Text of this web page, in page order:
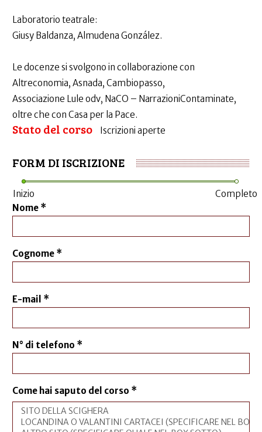
Laboratorio teatrale:
Giusy Baldanza, Almudena González.
Le docenze si svolgono in collaborazione con
Altreconomia, Asnada, Cambiopasso,
Associazione Lule odv, NaCO – NarrazioniContaminate,
oltre che con Casa per la Pace.
Stato del corso Iscrizioni aperte
FORM DI ISCRIZIONE
Inizio
Completo
Nome *
Cognome *
E-mail *
N° di telefono *
Come hai saputo del corso *